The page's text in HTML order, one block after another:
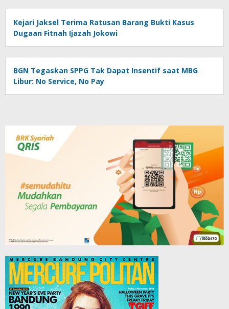
Kejari Jaksel Terima Ratusan Barang Bukti Kasus
Dugaan Fitnah Ijazah Jokowi
BGN Tegaskan SPPG Tak Dapat Insentif saat MBG
Libur: No Service, No Pay